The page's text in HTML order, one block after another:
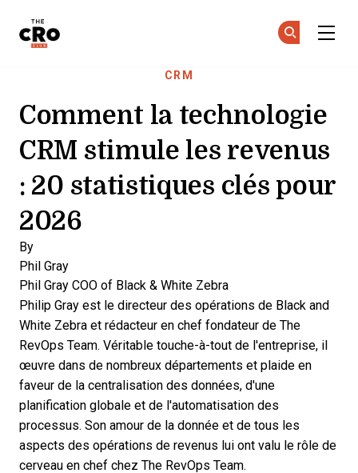
CRM
Comment la technologie
CRM stimule les revenus
: 20 statistiques clés pour
2026
By
Phil Gray
Phil Gray COO of Black & White Zebra
Philip Gray est le directeur des opérations de Black and
White Zebra et rédacteur en chef fondateur de The
RevOps Team. Véritable touche-à-tout de l'entreprise, il
œuvre dans de nombreux départements et plaide en
faveur de la centralisation des données, d'une
planification globale et de l'automatisation des
processus. Son amour de la donnée et de tous les
aspects des opérations de revenus lui ont valu le rôle de
cerveau en chef chez The RevOps Team.